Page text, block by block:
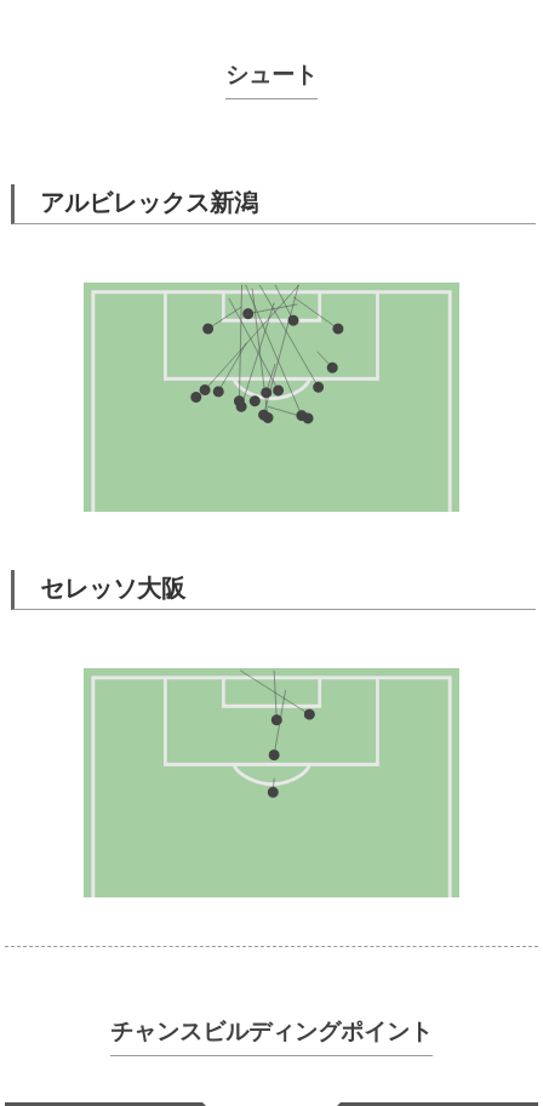
シュート
アルビレックス新潟
セレッソ大阪
チャンスビルディングポイント